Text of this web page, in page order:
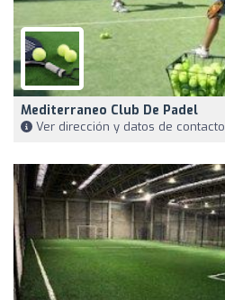
Mediterraneo Club De Padel
Ver dirección y datos de contacto